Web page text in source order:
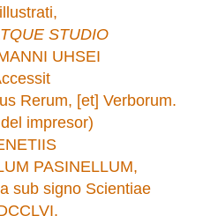
STUDIO
UHSEI
Rerum, [et] Verborum.
impresor)
PASINELLUM,
sub signo Scientiae